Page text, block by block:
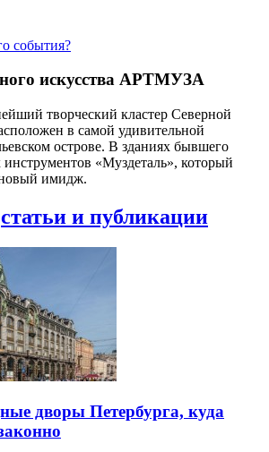
события?
искусства АРТМУЗА
творческий кластер Северной
в самой удивительной
острове. В зданиях бывшего
«Муздеталь», который
новый имидж.
статьи и публикации
дворы Петербурга, куда